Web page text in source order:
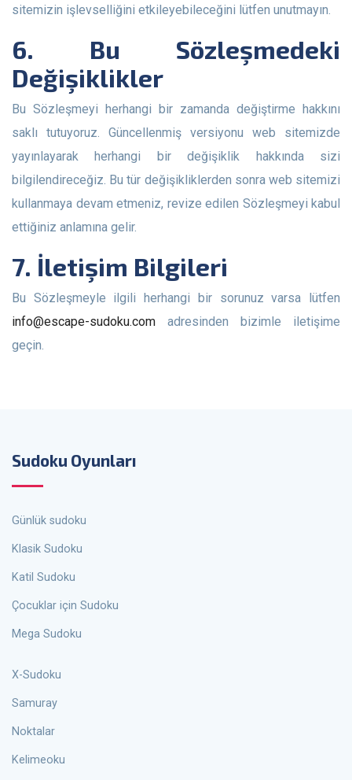
sitemizin işlevselliğini etkileyebileceğini lütfen unutmayın.
6. Bu Sözleşmedeki
Değişiklikler
Bu Sözleşmeyi herhangi bir zamanda değiştirme hakkını
saklı tutuyoruz. Güncellenmiş versiyonu web sitemizde
yayınlayarak herhangi bir değişiklik hakkında sizi
bilgilendireceğiz. Bu tür değişikliklerden sonra web sitemizi
kullanmaya devam etmeniz, revize edilen Sözleşmeyi kabul
ettiğiniz anlamına gelir.
7. İletişim Bilgileri
Bu Sözleşmeyle ilgili herhangi bir sorunuz varsa lütfen
info@escape-sudoku.com adresinden bizimle iletişime
geçin.
Sudoku Oyunları
Günlük sudoku
Klasik Sudoku
Katil Sudoku
Çocuklar için Sudoku
Mega Sudoku
X-Sudoku
Samuray
Noktalar
Kelimeoku